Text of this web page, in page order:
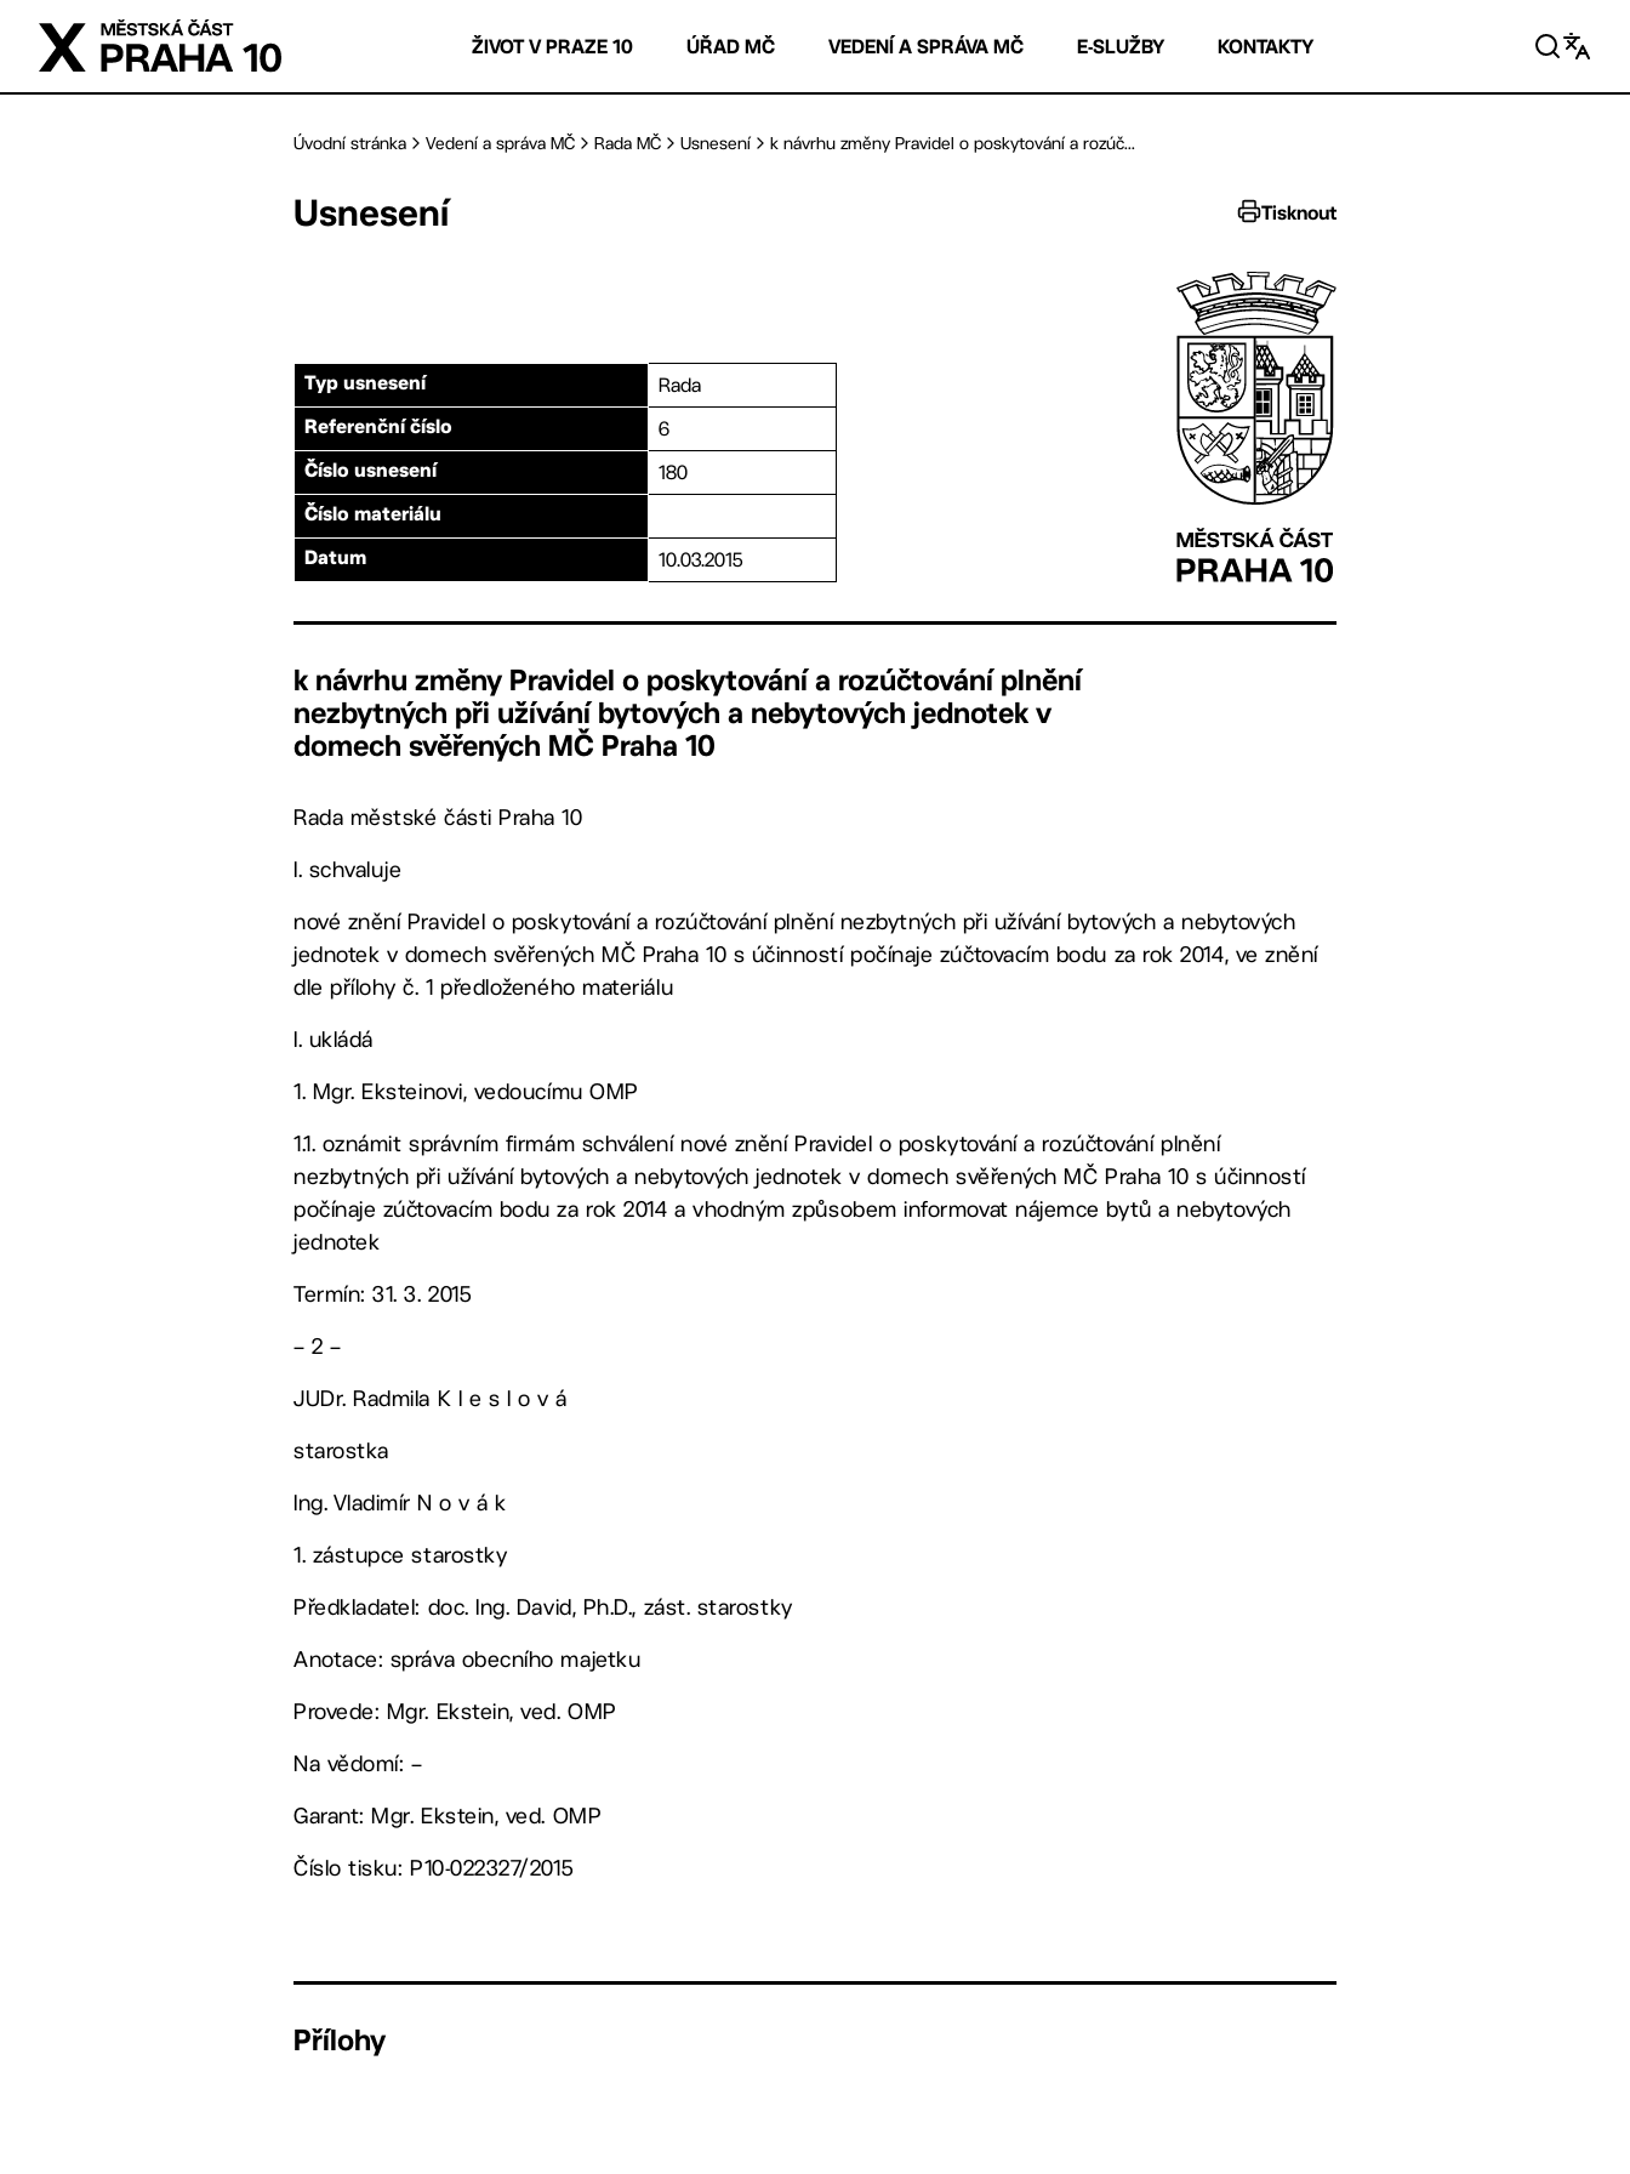
Přejít na hlavní obsah
ŽIVOT V PRAZE 10 ÚŘAD MČ VEDENÍ A SPRÁVA MČ E-SLUŽBY KONTAKTY
Úvodní stránka Vedení a správa MČ Rada MČ Usnesení k návrhu změny Pravidel o poskytování a rozúč...
Usnesení Tisknout
Typ usnesení Rada
Referenční číslo 6
Číslo usnesení 180
Číslo materiálu
Datum 10.03.2015
k návrhu změny Pravidel o poskytování a rozúčtování plnění
nezbytných při užívání bytových a nebytových jednotek v
domech svěřených MČ Praha 10
Rada městské části Praha 10
I. schvaluje
nové znění Pravidel o poskytování a rozúčtování plnění nezbytných při užívání bytových a nebytových
jednotek v domech svěřených MČ Praha 10 s účinností počínaje zúčtovacím bodu za rok 2014, ve znění
dle přílohy č. 1 předloženého materiálu
I. ukládá
1. Mgr. Eksteinovi, vedoucímu OMP
1.1. oznámit správním firmám schválení nové znění Pravidel o poskytování a rozúčtování plnění
nezbytných při užívání bytových a nebytových jednotek v domech svěřených MČ Praha 10 s účinností
počínaje zúčtovacím bodu za rok 2014 a vhodným způsobem informovat nájemce bytů a nebytových
jednotek
Termín: 31. 3. 2015
– 2 –
JUDr. Radmila K l e s l o v á
starostka
Ing. Vladimír N o v á k
1. zástupce starostky
Předkladatel: doc. Ing. David, Ph.D., zást. starostky
Anotace: správa obecního majetku
Provede: Mgr. Ekstein, ved. OMP
Na vědomí: –
Garant: Mgr. Ekstein, ved. OMP
Číslo tisku: P10-022327/2015
Přílohy